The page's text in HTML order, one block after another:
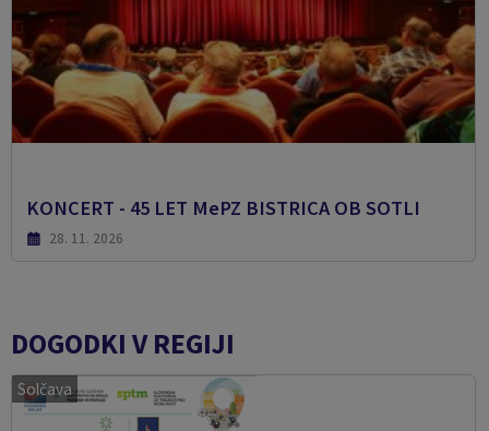
KONCERT - 45 LET MePZ BISTRICA OB SOTLI
28. 11. 2026
DOGODKI V REGIJI
Solčava